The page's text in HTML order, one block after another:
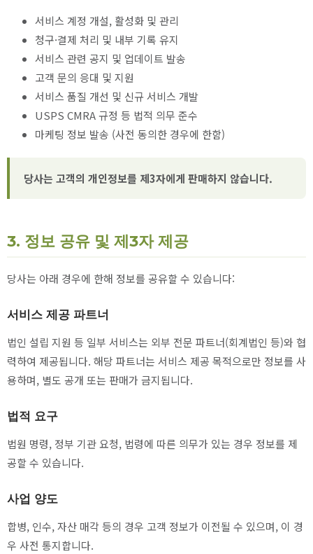
서비스 계정 개설, 활성화 및 관리
청구·결제 처리 및 내부 기록 유지
서비스 관련 공지 및 업데이트 발송
고객 문의 응대 및 지원
서비스 품질 개선 및 신규 서비스 개발
USPS CMRA 규정 등 법적 의무 준수
마케팅 정보 발송 (사전 동의한 경우에 한함)
당사는 고객의 개인정보를 제3자에게 판매하지 않습니다.
3. 정보 공유 및 제3자 제공
당사는 아래 경우에 한해 정보를 공유할 수 있습니다:
서비스 제공 파트너
법인 설립 지원 등 일부 서비스는 외부 전문 파트너(회계법인 등)와 협
력하여 제공됩니다. 해당 파트너는 서비스 제공 목적으로만 정보를 사
용하며, 별도 공개 또는 판매가 금지됩니다.
법적 요구
법원 명령, 정부 기관 요청, 법령에 따른 의무가 있는 경우 정보를 제
공할 수 있습니다.
사업 양도
합병, 인수, 자산 매각 등의 경우 고객 정보가 이전될 수 있으며, 이 경
우 사전 통지합니다.